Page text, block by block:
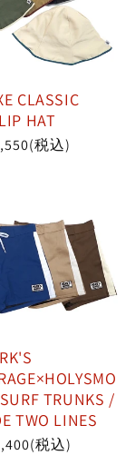
CLASSIC
HAT
(税込)
TRUNKS /
TWO LINES
(税込)